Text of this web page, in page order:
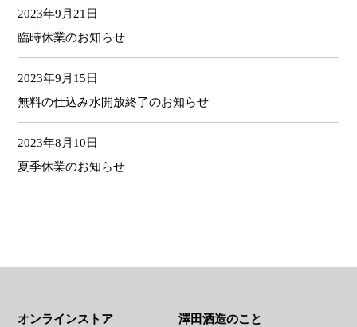
2023年9月21日
臨時休業のお知らせ
2023年9月15日
無料の仕込み水開放終了のお知らせ
2023年8月10日
夏季休業のお知らせ
オンラインストア 澤田酒造のこと